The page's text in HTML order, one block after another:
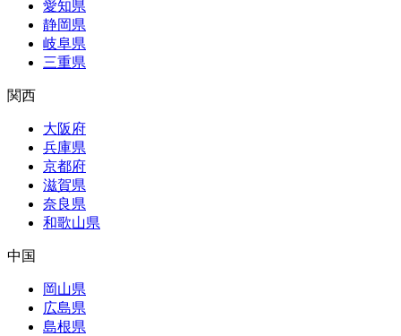
愛知県
静岡県
岐阜県
三重県
関西
大阪府
兵庫県
京都府
滋賀県
奈良県
和歌山県
中国
岡山県
広島県
島根県